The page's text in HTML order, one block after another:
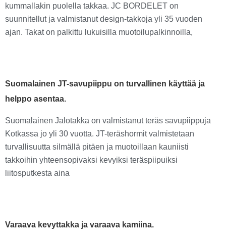
kummallakin puolella takkaa. JC BORDELET on
suunnitellut ja valmistanut design-takkoja yli 35 vuoden
ajan. Takat on palkittu lukuisilla muotoilupalkinnoilla,
Suomalainen JT-savupiippu on turvallinen käyttää ja
helppo asentaa.
Suomalainen Jalotakka on valmistanut teräs savupiippuja
Kotkassa jo yli 30 vuotta. JT-teräshormit valmistetaan
turvallisuutta silmällä pitäen ja muotoillaan kauniisti
takkoihin yhteensopivaksi kevyiksi teräspiipuiksi
liitosputkesta aina
Varaava kevyttakka ja varaava kamiina.